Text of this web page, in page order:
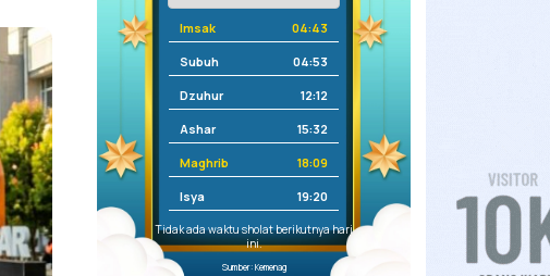
Imsak 04:43
Subuh 04:53
Dzuhur 12:12
Ashar 15:32
Maghrib 18:09
Isya 19:20
Tidak ada waktu sholat berikutnya hari
ini.
Sumber: Kemenag